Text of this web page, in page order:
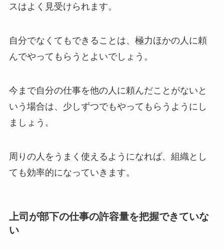
スはよく見受けられます。
自分でなくてもできることは、極力ほかの人に頼
んでやってもらうとよいでしょう。
今まで自分の仕事を他の人に頼んだことがないと
いう場合は、少しずつでもやってもらうようにし
ましょう。
周りの人をうまく使えるようになれば、組織とし
ても効率的になっていきます。
上司が部下の仕事の許容量を把握できていな
い